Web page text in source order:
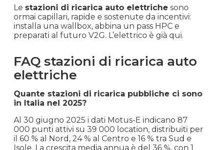
Le stazioni di ricarica auto elettriche sono
ormai capillari, rapide e sostenute da incentivi:
installa una wallbox, abbina un pass HPC e
preparati al futuro V2G. L’elettrico è già qui.
FAQ stazioni di ricarica auto
elettriche
Quante stazioni di ricarica pubbliche ci sono
in Italia nel 2025?
Al 30 giugno 2025 i dati Motus-E indicano 87
000 punti attivi su 39 000 location, distribuiti per
il 60 % al Nord, 24 % al Centro e 16 % tra Sud e
Isole. La crescita media annua è del 36 %, con 1